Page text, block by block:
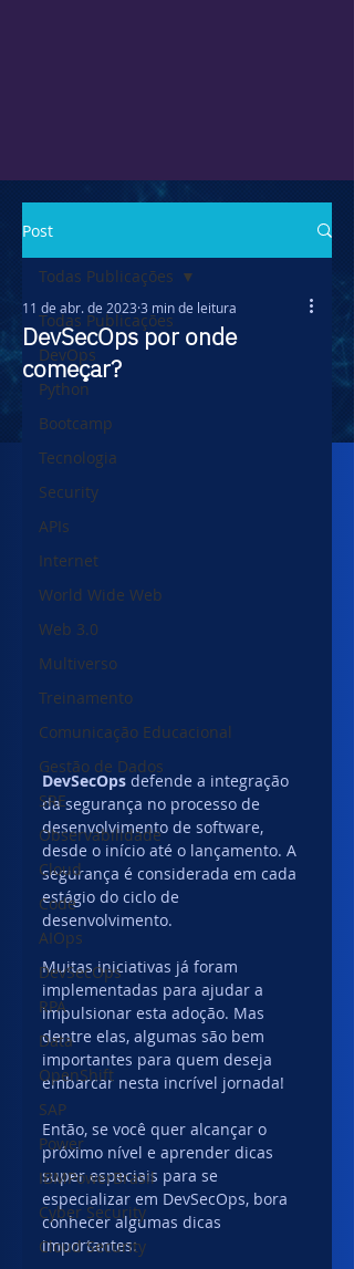
Post
Todas Publicações
DevOps
Python
Bootcamp
Tecnologia
Security
APIs
Internet
World Wide Web
Web 3.0
Multiverso
Treinamento
Comunicação Educacional
Gestão de Dados
SRE
Observabilidade
Cloud
Code
AIOps
DevSecOps
RPA
Data
OpenShift
SAP
Power
IBMPowerBrasil
Cyber Security
Cloud Security
Todas Publicações
DevSecOps por onde
começar?
11 de abr. de 2023 3 min de leitura
DevSecOps defende a integração
da segurança no processo de
desenvolvimento de software,
desde o início até o lançamento. A
segurança é considerada em cada
estágio do ciclo de
desenvolvimento.
Muitas iniciativas já foram
implementadas para ajudar a
impulsionar esta adoção. Mas
dentre elas, algumas são bem
importantes para quem deseja
embarcar nesta incrível jornada!
Então, se você quer alcançar o
próximo nível e aprender dicas
super especiais para se
especializar em DevSecOps, bora
conhecer algumas dicas
importantes: